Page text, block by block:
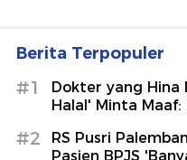
Berita Terpopuler
#1
Dokter yang Hina
Halal' Minta Maaf:
#2
RS Pusri
Pasien BPJS